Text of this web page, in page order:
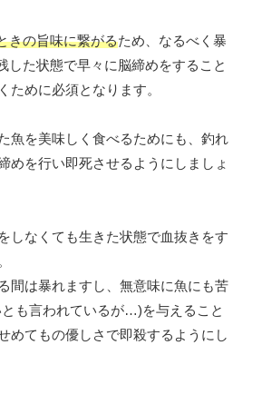
きの旨味に繋がるため、なるべく暴
した状態で早々に脳締めをすること
ために必須となります。
魚を美味しく食べるためにも、釣れ
めを行い即死させるようにしましょ
しなくても生きた状態で血抜きをす
間は暴れますし、無意味に魚にも苦
も言われているが…)を与えること
めてもの優しさで即殺するようにし